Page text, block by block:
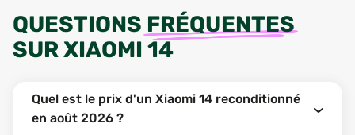
QUESTIONS FRÉQUENTES
SURXIAOMI 14
Quel est le prix d'un Xiaomi 14 reconditionné
en août 2026 ?